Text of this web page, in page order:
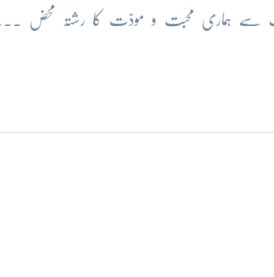
بیت سے ہماری محبت و مودّت کا رشتہ محض ...